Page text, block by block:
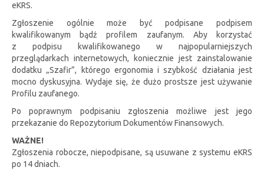
eKRS.
Zgłoszenie ogólnie może być podpisane podpisem
kwalifikowanym bądź profilem zaufanym. Aby korzystać
z podpisu kwalifikowanego w najpopularniejszych
przeglądarkach internetowych, koniecznie jest zainstalowanie
dodatku „Szafir”, którego ergonomia i szybkość działania jest
mocno dyskusyjna. Wydaje się, że dużo prostsze jest używanie
Profilu zaufanego.
Po poprawnym podpisaniu zgłoszenia możliwe jest jego
przekazanie do Repozytorium Dokumentów Finansowych.
WAŻNE!
Zgłoszenia robocze, niepodpisane, są usuwane z systemu eKRS
po 14 dniach.